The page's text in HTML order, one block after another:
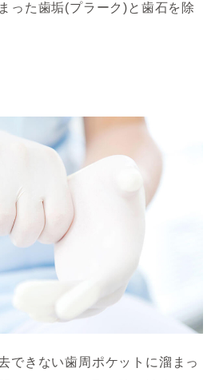
った歯垢(プラーク)と歯石を除
できない歯周ポケットに溜まっ